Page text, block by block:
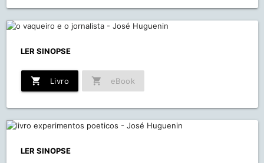
LER SINOPSE
shopping_cart Livro shopping_cart eBook
LER SINOPSE